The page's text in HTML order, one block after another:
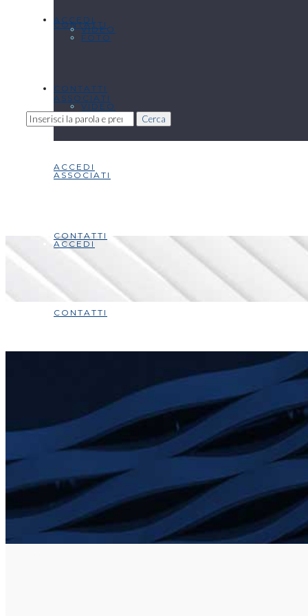
ACCEDI
CONTATTI
CONTATTI
Cerca
VIDEO
ASSOCIATI
ACCEDI
CONTATTI
FOTO
VIDEO
ASSOCIATI
ACCEDI
CONTATTI